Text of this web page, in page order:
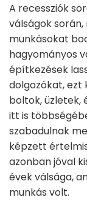
A recessziók
válságok során,
munkásokat
hagyományos
építkezések
dolgozókat, ezt
boltok, üzletek,
itt is
szabadulnak
képzett
azonban jóval
évek válsága,
munkás volt.